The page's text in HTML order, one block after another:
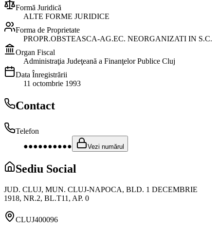
Formă Juridică
ALTE FORME JURIDICE
Forma de Proprietate
PROPR.OBSTEASCA-AG.EC. NEORGANIZATI IN S.C.
Organ Fiscal
Administraţia Judeţeană a Finanţelor Publice Cluj
Data Înregistrării
11 octombrie 1993
Contact
Telefon
●●●●●●●●●●
Vezi numărul
Sediu Social
JUD. CLUJ, MUN. CLUJ-NAPOCA, BLD. 1 DECEMBRIE
1918, NR.2, BL.T11, AP. 0
CLUJ400096